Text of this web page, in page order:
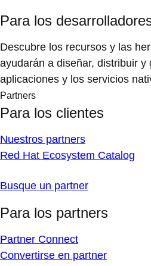
Para los
Descubre los recursos y las
ayudarán a diseñar, distribuir y
aplicaciones y los servicios
Partners
Para los clientes
Nuestros partners
Red Hat Ecosystem Catalog
Busque un partner
Para los partners
Partner Connect
Convertirse en partner